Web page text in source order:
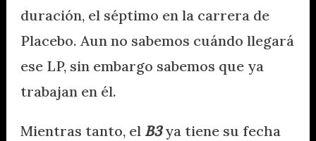
duración, el séptimo en la carrera de
Placebo. Aun no sabemos cuándo llegará
ese LP, sin embargo sabemos que ya
trabajan en él.
Mientras tanto, el B3ya tiene su fecha